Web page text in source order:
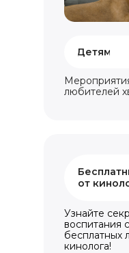
от
Узнайте
воспитания
бесплатных
кинолога!
Детям
любителей